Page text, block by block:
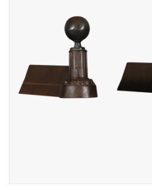
Vloeren - Steen, Terra Cotta
& Marmer